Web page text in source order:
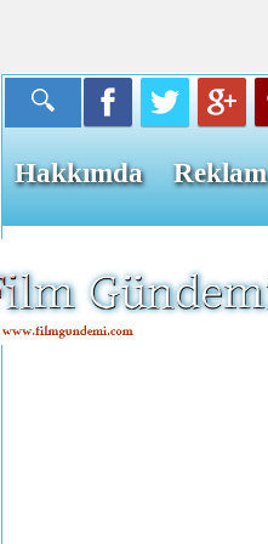
Hakkımda Reklam